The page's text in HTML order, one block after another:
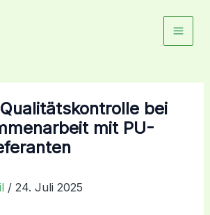
bei
mit PU-
/ 24. Juli 2025